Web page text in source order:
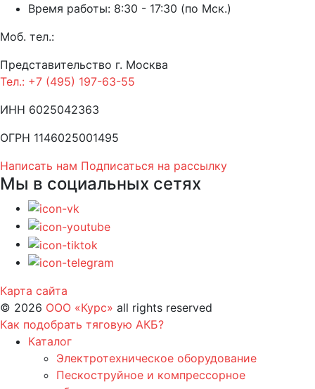
Время работы: 8:30 - 17:30 (по Мск.)
Моб. тел.:
Представительство г. Москва
Тел.: +7 (495) 197-63-55
ИНН 6025042363
ОГРН 1146025001495
Написать нам Подписаться на рассылку
Мы в социальных сетях
Карта сайта
© 2026 ООО «Курс» all rights reserved
Как подобрать тяговую АКБ?
Каталог
Электротехническое оборудование
Пескоструйное и компрессорное